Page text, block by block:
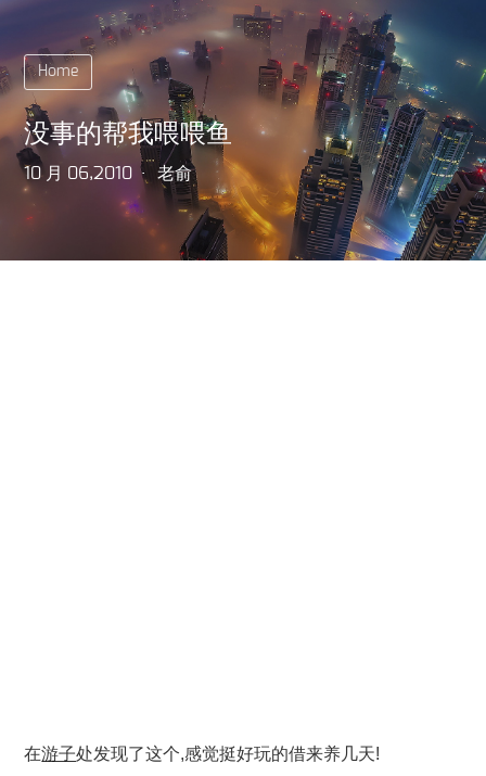
Home
没事的帮我喂喂鱼
10 月 06,2010 老俞
在游子处发现了这个,感觉挺好玩的借来养几天!